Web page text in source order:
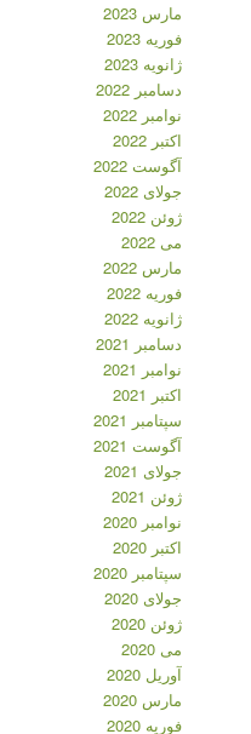
مارس 2023
فوریه 2023
ژانویه 2023
دسامبر 2022
نوامبر 2022
اکتبر 2022
آگوست 2022
جولای 2022
ژوئن 2022
می 2022
مارس 2022
فوریه 2022
ژانویه 2022
دسامبر 2021
نوامبر 2021
اکتبر 2021
سپتامبر 2021
آگوست 2021
جولای 2021
ژوئن 2021
نوامبر 2020
اکتبر 2020
سپتامبر 2020
جولای 2020
ژوئن 2020
می 2020
آوریل 2020
مارس 2020
فوریه 2020